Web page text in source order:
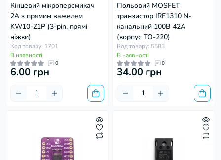
Кінцевий мікроперемикач
2A з прямим важелем
KW10-Z1P (3-pin, прямі
ніжки)
Код товару: 1701
В наявності
0
6.00 грн
Польовий MOSFET
транзистор IRF1310 N-
канальний 100В 42А
(корпус TO-220)
Код товару: 5583
В наявності
0
34.00 грн